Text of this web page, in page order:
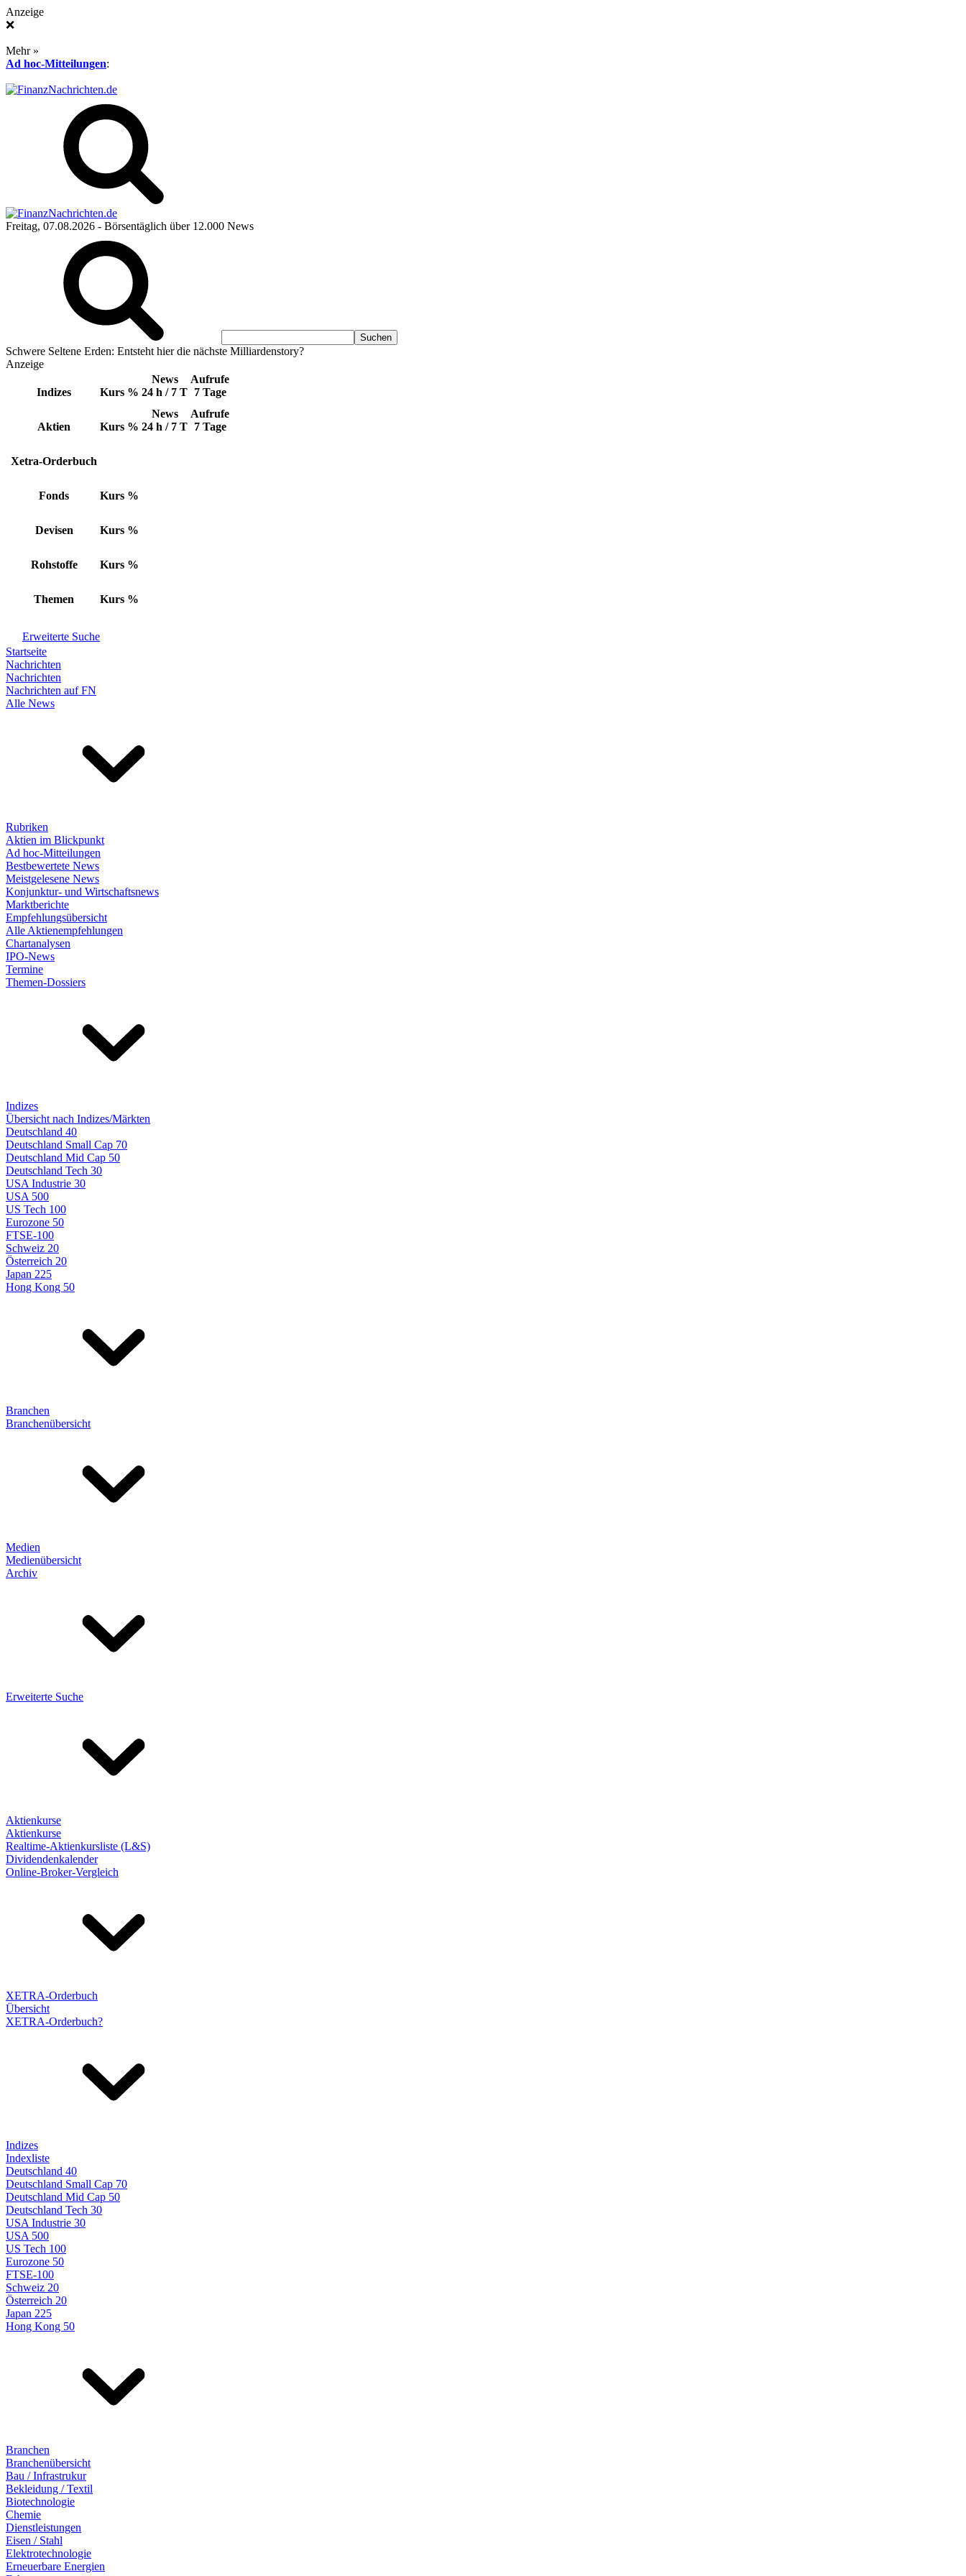
Anzeige
❌
Mehr »
Ad hoc-Mitteilungen:
Freitag, 07.08.2026 - Börsentäglich über 12.000 News
Schwere Seltene Erden: Entsteht hier die nächste Milliardenstory?
Anzeige
Indizes Kurs %
News
24 h / 7 T
Aufrufe
7 Tage
Aktien Kurs %
News
24 h / 7 T
Aufrufe
7 Tage
Xetra-Orderbuch
Fonds Kurs %
Devisen Kurs %
Rohstoffe Kurs %
Themen Kurs %
Erweiterte Suche
Startseite
Nachrichten
Nachrichten
Nachrichten auf FN
Alle News
Rubriken
Aktien im Blickpunkt
Ad hoc-Mitteilungen
Bestbewertete News
Meistgelesene News
Konjunktur- und Wirtschaftsnews
Marktberichte
Empfehlungsübersicht
Alle Aktienempfehlungen
Chartanalysen
IPO-News
Termine
Themen-Dossiers
Indizes
Übersicht nach Indizes/Märkten
Deutschland 40
Deutschland Small Cap 70
Deutschland Mid Cap 50
Deutschland Tech 30
USA Industrie 30
USA 500
US Tech 100
Eurozone 50
FTSE-100
Schweiz 20
Österreich 20
Japan 225
Hong Kong 50
Branchen
Branchenübersicht
Medien
Medienübersicht
Archiv
Erweiterte Suche
Aktienkurse
Aktienkurse
Realtime-Aktienkursliste (L&S)
Dividendenkalender
Online-Broker-Vergleich
XETRA-Orderbuch
Übersicht
XETRA-Orderbuch?
Indizes
Indexliste
Deutschland 40
Deutschland Small Cap 70
Deutschland Mid Cap 50
Deutschland Tech 30
USA Industrie 30
USA 500
US Tech 100
Eurozone 50
FTSE-100
Schweiz 20
Österreich 20
Japan 225
Hong Kong 50
Branchen
Branchenübersicht
Bau / Infrastrukur
Bekleidung / Textil
Biotechnologie
Chemie
Dienstleistungen
Eisen / Stahl
Elektrotechnologie
Erneuerbare Energien